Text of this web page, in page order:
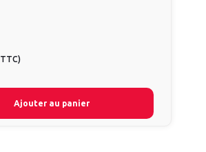
TTC)
Ajouter au panier